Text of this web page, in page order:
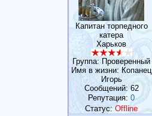
Капитан торпедного
катера
Харьков
Группа: Проверенный
Имя в жизни: Копанец
Игорь
Сообщений:62
Репутация: 0
Статус:Offline